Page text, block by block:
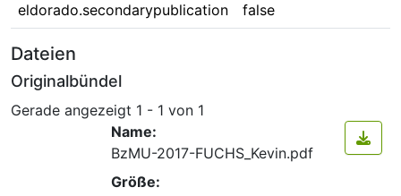
eldorado.secondarypublication false
Dateien
Originalbündel
Gerade angezeigt 1 - 1 von 1
Name:
BzMU-2017-FUCHS_Kevin.pdf
Größe: